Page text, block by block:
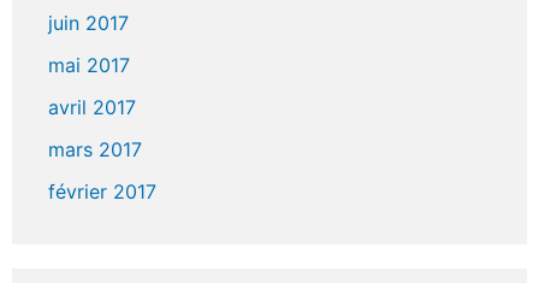
juin 2017
mai 2017
avril 2017
mars 2017
février 2017